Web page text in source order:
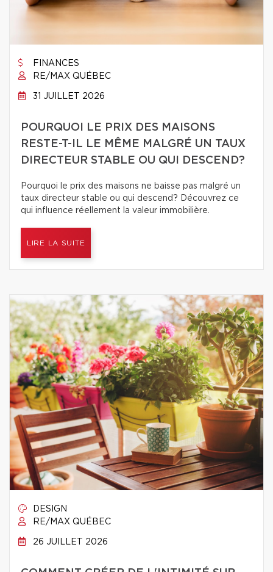
FINANCES
RE/MAX QUÉBEC
31 JUILLET 2026
POURQUOI LE PRIX DES MAISONS
RESTE-T-IL LE MÊME MALGRÉ UN TAUX
DIRECTEUR STABLE OU QUI DESCEND?
Pourquoi le prix des maisons ne baisse pas malgré un
taux directeur stable ou qui descend? Découvrez ce
qui influence réellement la valeur immobilière.
LIRE LA SUITE
DESIGN
RE/MAX QUÉBEC
26 JUILLET 2026